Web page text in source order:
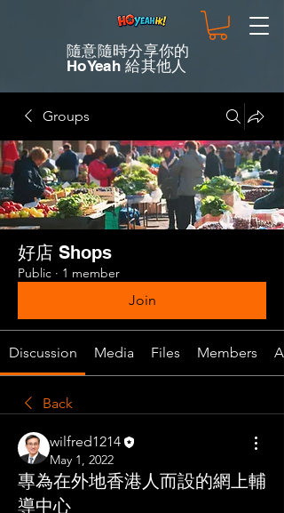
隨意隨時分享你的
HoYeah 給其他人
Groups
好店 Shops
Public · 1 member
Join
Discussion Media Files Members
Back
wilfred1214
May 1, 2022
專為在外地香港人而設的網上輔
導中心